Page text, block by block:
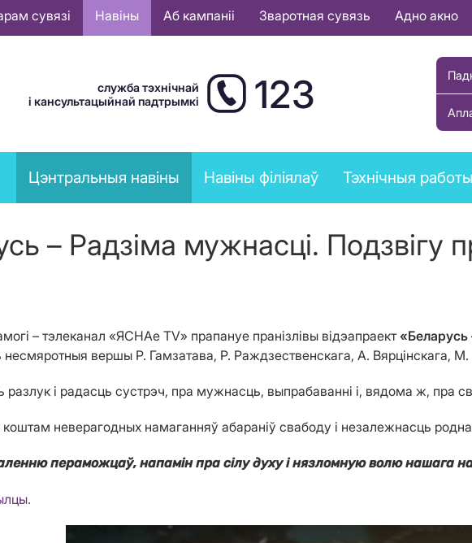
сувязі Навіны Аб кампаніі Зваротная сувязь Адно акно
служба тэхнічнай
і кансультацыйнай падтрымкі
123
News
menu
Цэнтральныя навіны Навіны філіялаў Тэхнічныя
– Радзіма мужнасці. Подзвігу
– тэлеканал «ЯСНАе ТV» прапануе пранізлівы відэапраект«Беларусь
несмяротныя вершы Р. Гамзатава, Р. Раждзественскага, А. Вярцінскага,
і радасць сустрэч, пра мужнасць, выпрабаванні і, вядома ж, пра
неверагодных намаганняў абараніў свабоду і незалежнасць
пераможцаў, напамін пра сілу духу і нязломную волю нашага